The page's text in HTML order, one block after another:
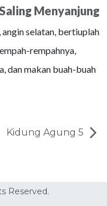
Menyanjung
selatan, bertiuplah
rempahnya,
dan makan buah-buah
Kidung Agung 5
Reserved.